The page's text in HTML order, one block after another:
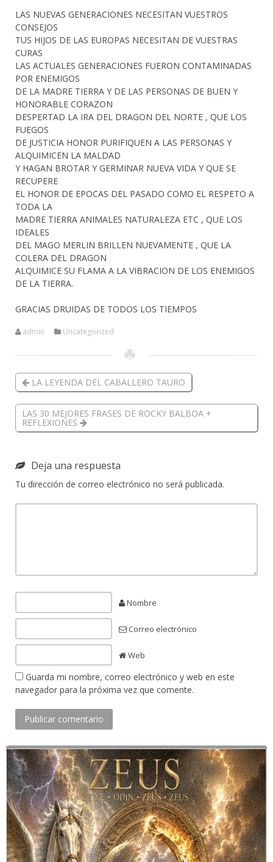
LAS NUEVAS GENERACIONES NECESITAN VUESTROS
CONSEJOS
TUS HIJOS DE LAS EUROPAS NECESITAN DE VUESTRAS
CURAS
LAS ACTUALES GENERACIONES FUERON CONTAMINADAS
POR ENEMIGOS
DE LA MADRE TIERRA Y DE LAS PERSONAS DE BUEN Y
HONORABLE CORAZON
DESPERTAD LA IRA DEL DRAGON DEL NORTE , QUE LOS
FUEGOS
DE JUSTICIA HONOR PURIFIQUEN A LAS PERSONAS Y
ALQUIMICEN LA MALDAD
Y HAGAN BROTAR Y GERMINAR NUEVA VIDA Y QUE SE
RECUPERE
EL HONOR DE EPOCAS DEL PASADO COMO EL RESPETO A
TODA LA
MADRE TIERRA ANIMALES NATURALEZA ETC , QUE LOS
IDEALES
DEL MAGO MERLIN BRILLEN NUEVAMENTE , QUE LA
COLERA DEL DRAGON
ALQUIMICE SU FLAMA A LA VIBRACION DE LOS ENEMIGOS
DE LA TIERRA.
GRACIAS DRUIDAS DE TODOS LOS TIEMPOS
admin Uncategorized
LA LEYENDA DEL CABALLERO TAURO
LAS 30 MEJORES FRASES DE ROCKY BALBOA +
REFLEXIONES
Deja una respuesta
Tu dirección de correo electrónico no será publicada.
Nombre
Correo electrónico
Web
Guarda mi nombre, correo electrónico y web en este
navegador para la próxima vez que comente.